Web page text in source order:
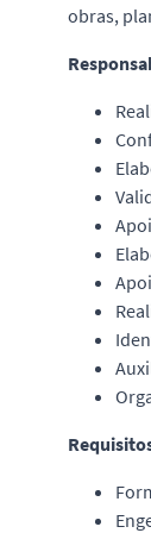
obras,